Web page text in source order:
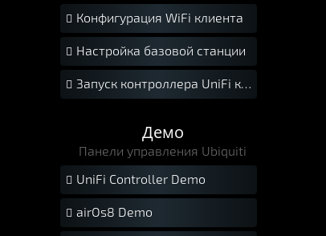
 Конфигурация WiFi клиента
 Настройка базовой станции
 Запуск контроллера UniFi как службы Windows
Демо
Панели управления Ubiquiti
 UniFi Controller Demo
 airOs8 Demo